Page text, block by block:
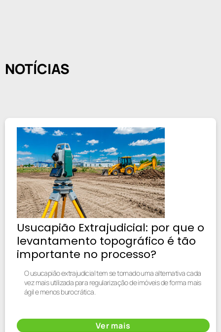
NOTÍCIAS
Usucapião Extrajudicial: por que o
levantamento topográfico é tão
importante no processo?
O usucapião extrajudicial tem se tornado uma alternativa cada
vez mais utilizada para regularização de imóveis de forma mais
ágil e menos burocrática.
Ver mais